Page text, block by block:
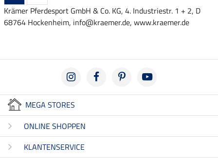
Krämer Pferdesport GmbH & Co. KG, 4. Industriestr. 1 + 2, D
68764 Hockenheim, info@kraemer.de, www.kraemer.de
MEGA STORES
ONLINE SHOPPEN
KLANTENSERVICE